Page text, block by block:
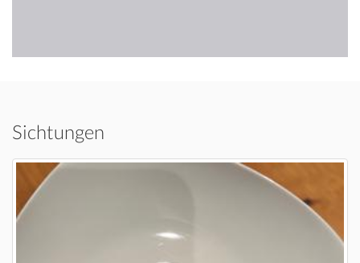
Sichtungen